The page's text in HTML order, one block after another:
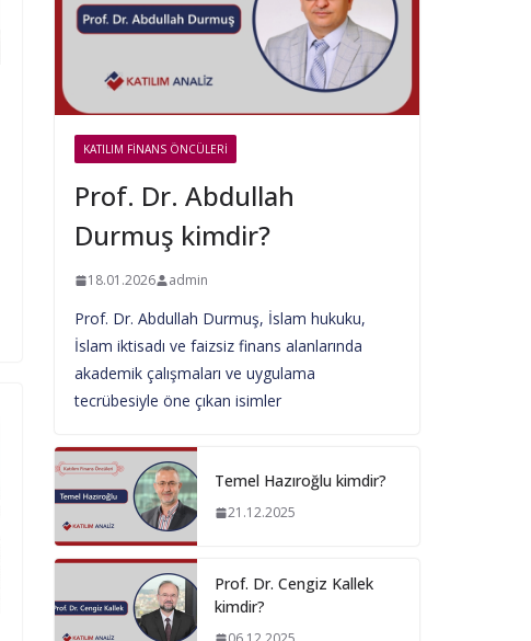
KATILIM FINANS ÖNCÜLERI
Prof. Dr. Abdullah
Durmuş kimdir?
18.01.2026 admin
Prof. Dr. Abdullah Durmuş, İslam hukuku,
İslam iktisadı ve faizsiz finans alanlarında
akademik çalışmaları ve uygulama
tecrübesiyle öne çıkan isimler
Temel Hazıroğlu kimdir?
21.12.2025
Prof. Dr. Cengiz Kallek
kimdir?